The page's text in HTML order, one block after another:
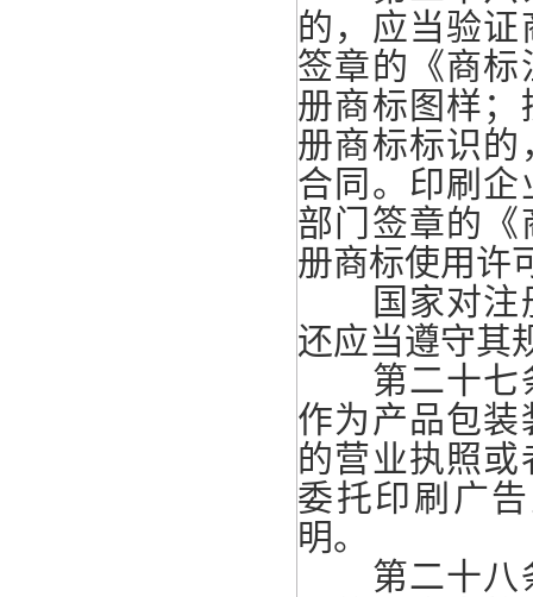
的，应当验
签章的《商
册商标图样
册商标标识
合同。印刷
部门签章的
册商标使用许
国家对注册
还应当遵守其
第二十七
作为产品包
的营业执照
委托印刷广
明。
第二十八